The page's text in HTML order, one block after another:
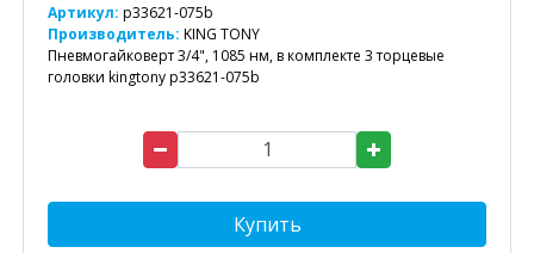
Артикул: p33621-075b
Производитель: KING TONY
Пневмогайковерт 3/4", 1085 нм, в комплекте 3 торцевые
головки kingtony p33621-075b
Купить